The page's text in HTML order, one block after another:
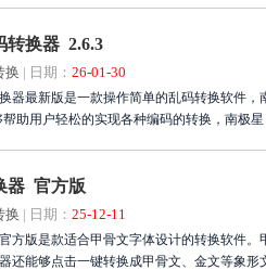
转换器 2.6.3
换 | 日期： 26-01-30
器最新版是一款操作简单的乱码转换软件，
帮助用户轻松的实现各种编码的转换，南极星
器 官方版
换 | 日期： 25-12-11
方版是款适合甲骨文字体设计的转换软件
还能够点击一键转换成甲骨文、金文等象形